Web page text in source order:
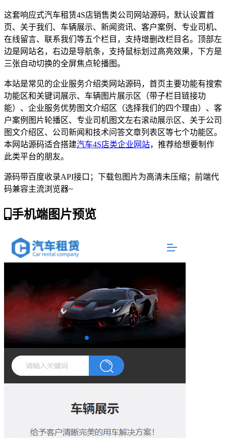
这套响应式汽车租赁4S店销售类公司网站源码，默认设置首
页、关于我们、车辆展示、新闻资讯、客户案例、专业司机、
在线留言、联系我们等五个栏目，支持增删改栏目名。顶部左
边是网站名，右边是导航条，支持鼠标划过高亮效果，下方是
三张自动切换的全屏焦点轮播图。
本站是常见的企业服务介绍类网站源码，首页主要功能有搜索
功能区和关键词展示、车辆图片展示区（带子栏目链接功
能）、企业服务优势图文介绍区（选择我们的四个理由）、客
户案例图片轮播区、专业司机图文左右滚动展示区、关于公司
图文介绍区、公司新闻和技术问答文章列表区等七个功能区。
本网站源码适合搭建汽车4S店类企业网站，推荐给想要制作
此类平台的朋友。
源码带百度收录API接口；下载包图片为高清未压缩；前端代
码兼容主流浏览器~
手机端图片预览